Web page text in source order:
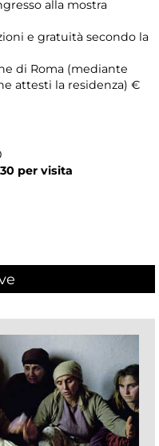
alla mostra
e gratuità secondo la
di Roma (mediante
attesti la residenza) €
per visita